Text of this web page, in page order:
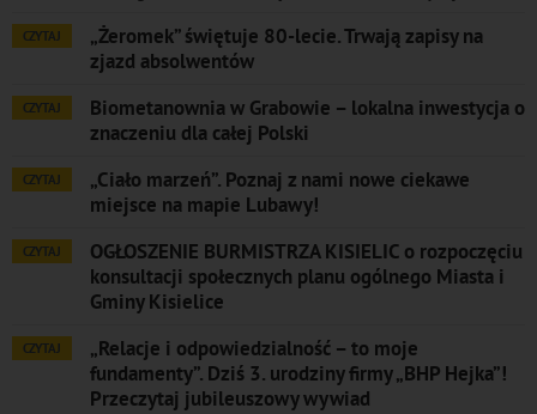
CZYTAJ
„Żeromek” świętuje 80-lecie. Trwają zapisy na
zjazd absolwentów
CZYTAJ
Biometanownia w Grabowie – lokalna inwestycja o
znaczeniu dla całej Polski
CZYTAJ
„Ciało marzeń”. Poznaj z nami nowe ciekawe
miejsce na mapie Lubawy!
CZYTAJ
OGŁOSZENIE BURMISTRZA KISIELIC o rozpoczęciu
konsultacji społecznych planu ogólnego Miasta i
Gminy Kisielice
CZYTAJ
„Relacje i odpowiedzialność – to moje
fundamenty”. Dziś 3. urodziny firmy „BHP Hejka”!
Przeczytaj jubileuszowy wywiad